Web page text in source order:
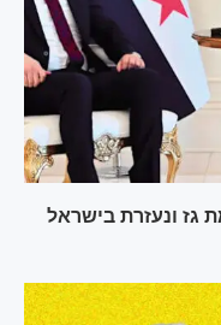
גז ונעזרת בישראל